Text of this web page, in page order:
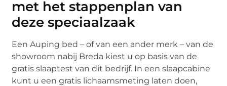
met het stappenplan van
deze speciaalzaak
Een Auping bed – of van een ander merk – van de
showroom nabij Breda kiest u op basis van de
gratis slaaptest van dit bedrijf. In een slaapcabine
kunt u een gratis lichaamsmeting laten doen,